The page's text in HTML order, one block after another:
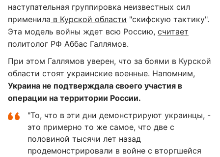
наступательная группировка неизвестных сил
применила в Курской области "скифскую тактику".
Эта модель войны ждет всю Россию, считает
политолог РФ Аббас Галлямов.
При этом Галлямов уверен, что за боями в Курской
области стоят украинские военные. Напомним,
Украина не подтверждала своего участия в
операции на территории России.
"То, что в эти дни демонстрируют украинцы, -
это примерно то же самое, что две с
половиной тысячи лет назад
продемонстрировали в войне с вторгшейся